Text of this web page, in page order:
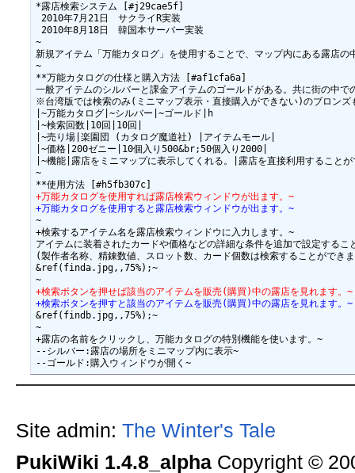
*露店検索システム [#j29cae5f]
2010年7月21日　サクライR実装
2010年8月18日　韓国本サーバー実装
~
新規アイテム「万能カタログ」を使用することで、マップ内にある露店
~
**万能カタログの仕様と購入方法 [#af1cfa6a]
一般アイテムのシルバーと課金アイテムのゴールドがある。共に街の中で
※台湾版では検索のみ(ミニマップ表示・直接購入ができない)のブロンズ
|~万能カタログ|~シルバー|~ゴールド|h
|~検索回数|10回|10回|
|~売り場|楽園団 (カタログ魔道社) |アイテムモール|
|~価格|200ゼニー|10個入り500&br;50個入り2000|
|~機能|露店をミニマップに表示してくれる。|露店を直接利用すること
~
+万能カタログを使用すれば露店検索ウィンドウが出ます。~
+万能カタログを使用すると露店検索ウィンドウが出ます。~
~
+検索するアイテム名を露店検索ウィンドウに入力します。~
アイテムに装着されたカードや価格などの詳細な条件を追加で設定するこ
(製作者名称、精錬数値、スロット数、カード個数は検索することができ
&ref(finda.jpg,,75%);~
+検索ボタンを押せば該当のアイテムを販売(購買)中の露店を見れます。~
+検索ボタンを押すと該当のアイテムを販売(購買)中の露店を見れます。~
&ref(findb.jpg,,75%);~
~
+露店の名前をクリックし、万能カタログの特別機能を使います。~
--シルバー:露店の場所をミニマップ内に表示~
Site admin: The Winter's Tale
PukiWiki 1.4.8_alphaCopyright ©